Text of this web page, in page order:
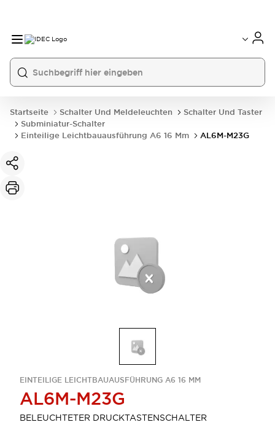
Startseite Schalter Und Meldeleuchten
Schalter Und Taster
Subminiatur-Schalter
Einteilige Leichtbauausführung A6 16 Mm
AL6M-M23G
EINTEILIGE LEICHTBAUAUSFÜHRUNG A6 16 MM
AL6M-M23G
BELEUCHTETER DRUCKTASTENSCHALTER